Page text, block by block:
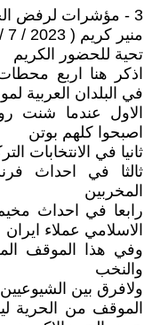
3 - مؤشرات لرفض الحرية لدى شعوب المنطقة
منير كريم ( 2023 / 7 / 7 - 08:21 )
تحية للحضور الكريم
اذكر هنا اربع
في البلدان العربية
الاول عندما شنت
اصبحوا كلهم بوتن
ثانيا في الانتخابات
ثالثا في احداث
المخربين
رابعا في احداث
الاسلامي عملاء ايران
وفي هذا الموقف
والنخب
ولافرق بين
الموقف من الحرية